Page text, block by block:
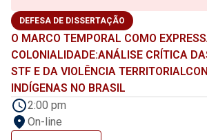
DEFESA DE DISSERTAÇÃO
O MARCO TEMPORAL COMO
COLONIALIDADE:ANÁLISE CRÍTICA
STF E DA VIOLÊNCIA
INDÍGENAS NO BRASIL
2:00 pm
On-line